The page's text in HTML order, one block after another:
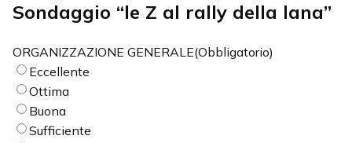
Sondaggio “le Z al rally della lana”
ORGANIZZAZIONE GENERALE(Obbligatorio)
Eccellente
Ottima
Buona
Sufficiente